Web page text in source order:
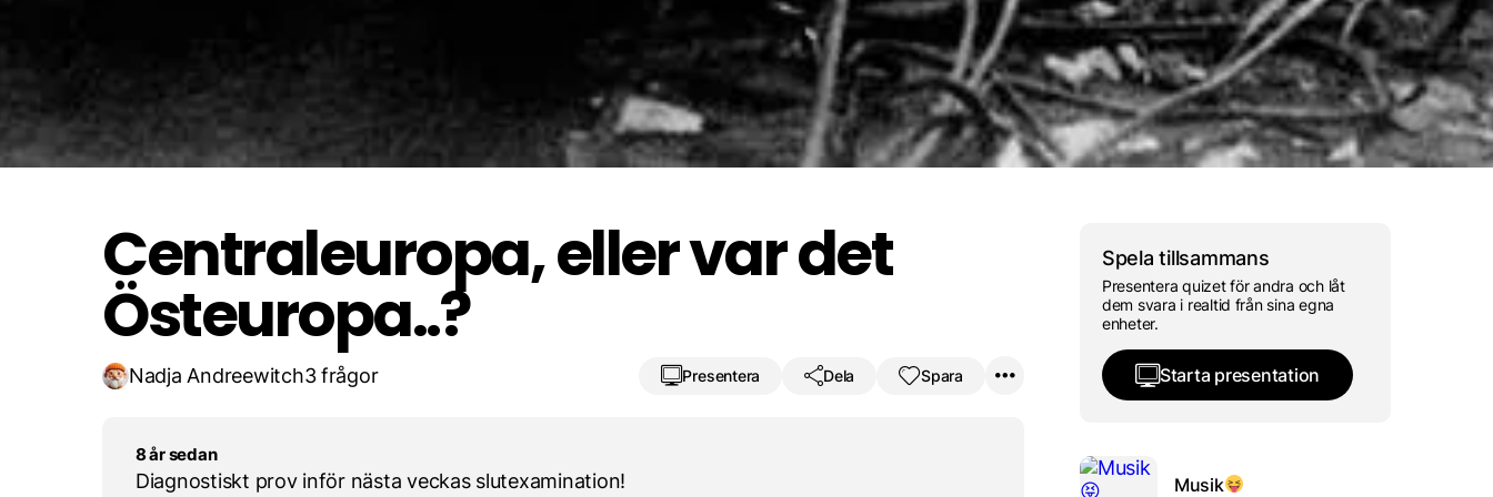
Svarta havet
Karelen, Adriatiska havet, Jurabergen och Prut
Floden Rhen, Alperna, Karpaterna,
Prypjatträsken och Östersj
Spara resultat Utmana en vän
Centraleuropa, eller var det
Östeuropa..?
Nadja Andreewitch3 frågor Presentera Dela Spara
8 år sedan
Diagnostiskt prov inför nästa veckas slutexamination!
Spela tillsammans
Presentera quizet för andra och låt
dem svara i realtid från sina egna
enheter.
Starta presentation
Musik